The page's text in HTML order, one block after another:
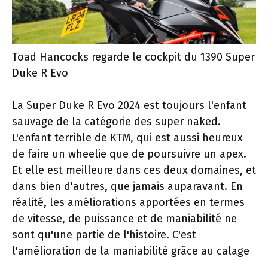
Toad Hancocks regarde le cockpit du 1390 Super
Duke R Evo
La Super Duke R Evo 2024 est toujours l'enfant
sauvage de la catégorie des super naked.
L'enfant terrible de KTM, qui est aussi heureux
de faire un wheelie que de poursuivre un apex.
Et elle est meilleure dans ces deux domaines, et
dans bien d'autres, que jamais auparavant. En
réalité, les améliorations apportées en termes
de vitesse, de puissance et de maniabilité ne
sont qu'une partie de l'histoire. C'est
l'amélioration de la maniabilité grâce au calage